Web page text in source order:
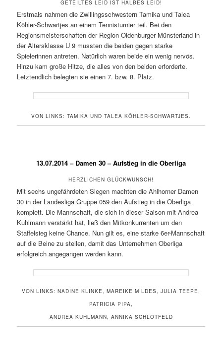
GETEILTES LEID IST HALBES LEID!
Erstmals nahmen die Zwillingsschwestern Tamika und Talea
Köhler-Schwartjes an einem Tennisturnier teil. Bei den
Regionsmeisterschaften der Region Oldenburger Münsterland in
der Altersklasse U 9 mussten die beiden gegen starke
Spielerinnen antreten. Natürlich waren beide ein wenig nervös.
Hinzu kam große Hitze, die alles von den beiden erforderte.
Letztendlich belegten sie einen 7. bzw. 8. Platz.
VON LINKS: TAMIKA UND TALEA KÖHLER-SCHWARTJES.
13.07.2014 – Damen 30 – Aufstieg in die Oberliga
HERZLICHEN GLÜCKWUNSCH!
Mit sechs ungefährdeten Siegen machten die Ahlhorner Damen
30 in der Landesliga Gruppe 059 den Aufstieg in die Oberliga
komplett. Die Mannschaft, die sich in dieser Saison mit Andrea
Kuhlmann verstärkt hat, ließ den Mitkonkurrenten um den
Staffelsieg keine Chance. Nun gilt es, eine starke 6er-Mannschaft
auf die Beine zu stellen, damit das Unternehmen Oberliga
erfolgreich angegangen werden kann.
VON LINKS: NADINE KLINKE, MAREIKE MILDES, JULIA TEEPE,
PATRICIA PIPA,
ANDREA KUHLMANN, ANNIKA SCHLOTFELD